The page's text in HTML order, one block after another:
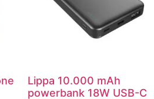
Lippa 10.000 mAh
powerbank 18W USB-C